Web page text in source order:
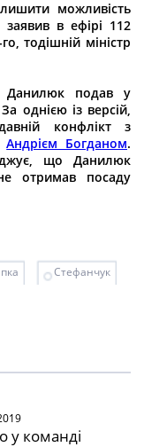
можливість
в ефірі 112
тодішній міністр
Данилюк подав у
однією із версій,
конфлікт з
Андрієм Богданом.
що Данилюк
отримав посаду
Стефанчук
у команді